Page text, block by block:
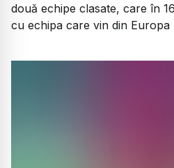
două echipe clasate, care în
cu echipa care vin din Europa